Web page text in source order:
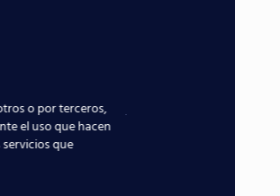
o por terceros,
el uso que hacen
que